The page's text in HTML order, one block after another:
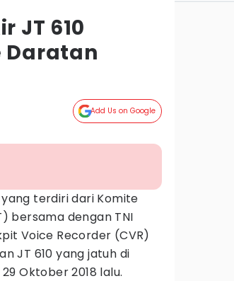
JT 610
Daratan
Add Us on Google
terdiri dari Komite
bersama dengan TNI
Voice Recorder (CVR)
JT 610 yang jatuh di
Oktober 2018 lalu.